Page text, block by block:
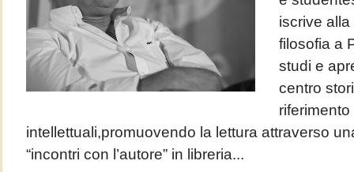
iscrive alla
filosofia a
studi e
centro
intellettuali,promuovendo la lettura attraverso
“incontri con l’autore” in libreria...